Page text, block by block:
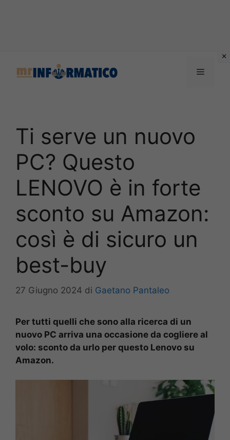
Menu
Ti serve un nuovo
PC? Questo
LENOVO è in forte
sconto su Amazon:
così è di sicuro un
best-buy
27 Giugno 2024 di Gaetano Pantaleo
Per tutti quelli che sono alla ricerca di un
nuovo PC arriva una occasione da cogliere al
volo: sconto da urlo per questo Lenovo su
Amazon.